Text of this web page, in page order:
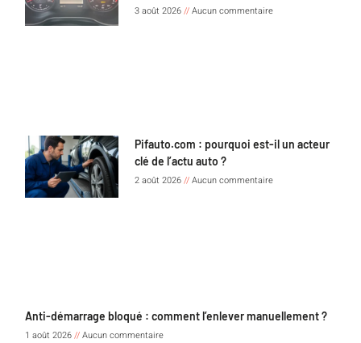
3 août 2026 Aucun commentaire
Pifauto.com : pourquoi est-il un acteur
clé de l’actu auto ?
2 août 2026 Aucun commentaire
Anti-démarrage bloqué : comment l’enlever manuellement ?
1 août 2026
Aucun commentaire